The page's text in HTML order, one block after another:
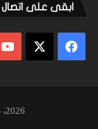
ابقى على اتصال
فيسبوك
2026، جميع الحقوق محفوظة | Sportime Tv